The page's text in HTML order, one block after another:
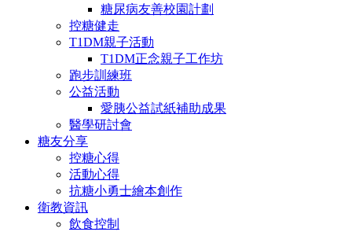
糖尿病友善校園計劃
控糖健走
T1DM親子活動
T1DM正念親子工作坊
跑步訓練班
公益活動
愛胰公益試紙補助成果
醫學研討會
糖友分享
控糖心得
活動心得
抗糖小勇士繪本創作
衛教資訊
飲食控制